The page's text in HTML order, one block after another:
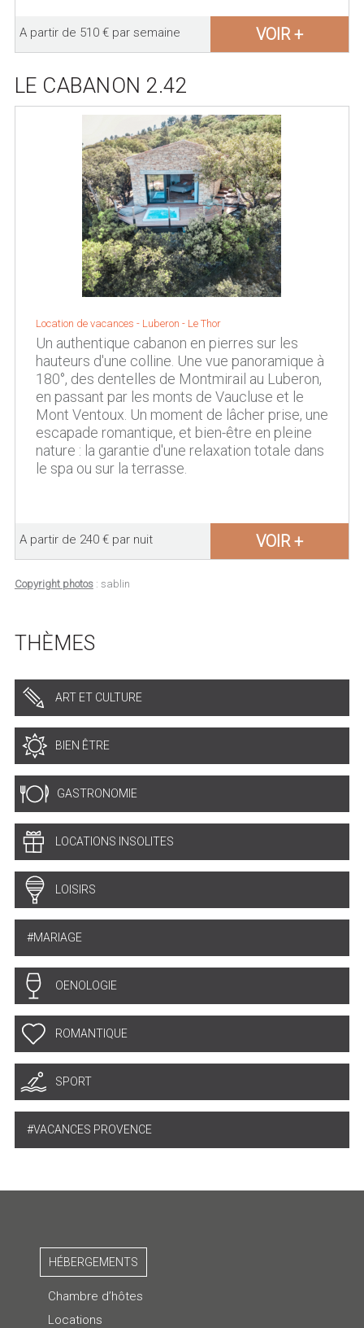
A partir de 510 € par semaine VOIR +
LE CABANON 2.42
Location de vacances - Luberon - Le Thor
Un authentique cabanon en pierres sur les
hauteurs d'une colline. Une vue panoramique à
180°, des dentelles de Montmirail au Luberon,
en passant par les monts de Vaucluse et le
Mont Ventoux. Un moment de lâcher prise, une
escapade romantique, et bien-être en pleine
nature : la garantie d'une relaxation totale dans
le spa ou sur la terrasse.
A partir de 240 € par nuit VOIR +
Copyright photos: sablin
THÈMES
ART ET CULTURE
BIEN ÊTRE
GASTRONOMIE
LOCATIONS INSOLITES
LOISIRS
MARIAGE
OENOLOGIE
ROMANTIQUE
SPORT
VACANCES PROVENCE
HÉBERGEMENTS
Chambre d’hôtes
Locations